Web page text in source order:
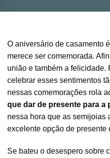
O aniversário de casamento
merece ser comemorada.
união e também a felicidade.
celebrar esses sentimentos
nessas comemorações rola
que dar de presente para a
nessa hora que as semijoias
excelente opção de presente
Se bateu o desespero sobre